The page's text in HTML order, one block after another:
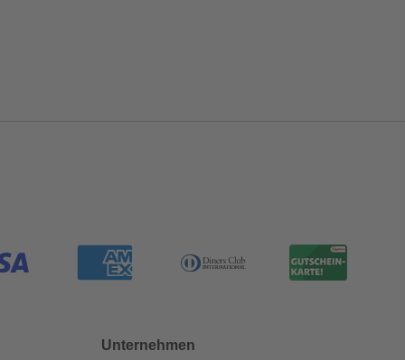
Unternehmen